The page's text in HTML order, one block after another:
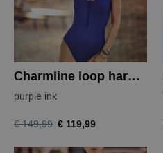
Charmline loop harmony badpak
purple ink
€ 149,99 € 119,99